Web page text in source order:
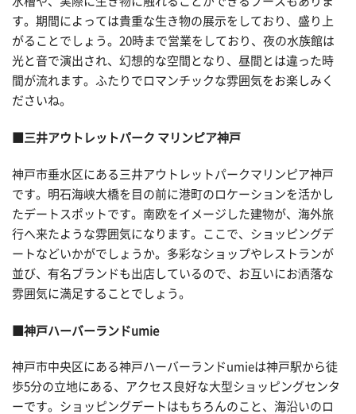
す。期間によっては貴重な生き物の展示をしており、盛り上
がることでしょう。20時まで営業をしており、夜の水族館は
光と音で演出され、幻想的な空間となり、昼間とは違った時
間が流れます。ふたりでロマンチックな雰囲気をお楽しみく
ださいね。
■三井アウトレットパーク マリンピア神戸
神戸市垂水区にある三井アウトレットパークマリンピア神戸
です。明石海峡大橋を目の前に港町のロケーションを活かし
たデートスポットです。南欧をイメージした建物が、海外旅
行へ来たような雰囲気になります。ここで、ショッピングデ
ートなどいかがでしょうか。多彩なショップやレストランが
並び、有名ブランドも出店しているので、お互いにお洒落な
雰囲気に満足することでしょう。
■神戸ハーバーランドumie
神戸市中央区にある神戸ハーバーランドumieは神戸駅から徒
歩5分の立地にある、アクセス良好な大型ショッピングセンタ
ーです。ショッピングデートはもちろんのこと、海沿いのロ